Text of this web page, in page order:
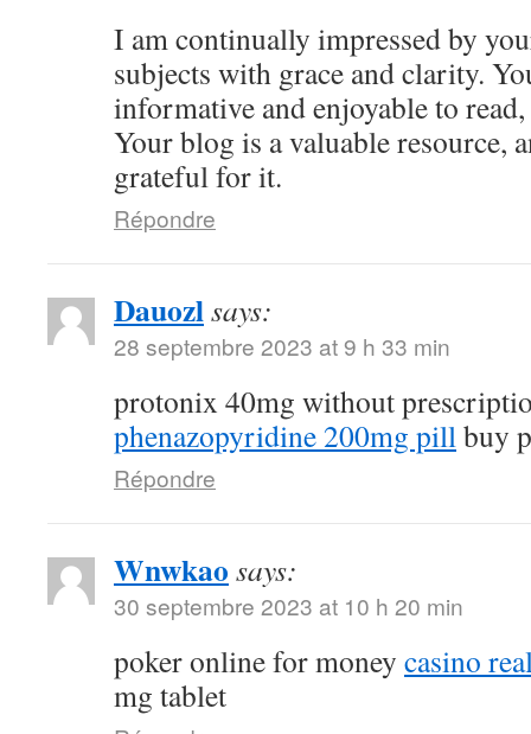
I am continually impressed by
subjects with grace and clarity.
informative and enjoyable to
Your blog is a valuable resource,
grateful for it.
Répondre
Dauozlsays:
28 septembre 2023 at 9 h 33 min
protonix 40mg without
phenazopyridine 200mg pillbuy
Répondre
Wnwkao says:
30 septembre 2023 at 10 h 20 min
poker online for money casino
mg tablet